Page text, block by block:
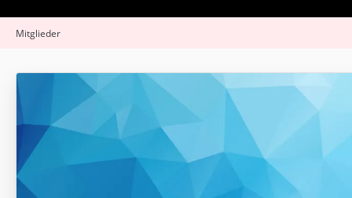
Mitglieder